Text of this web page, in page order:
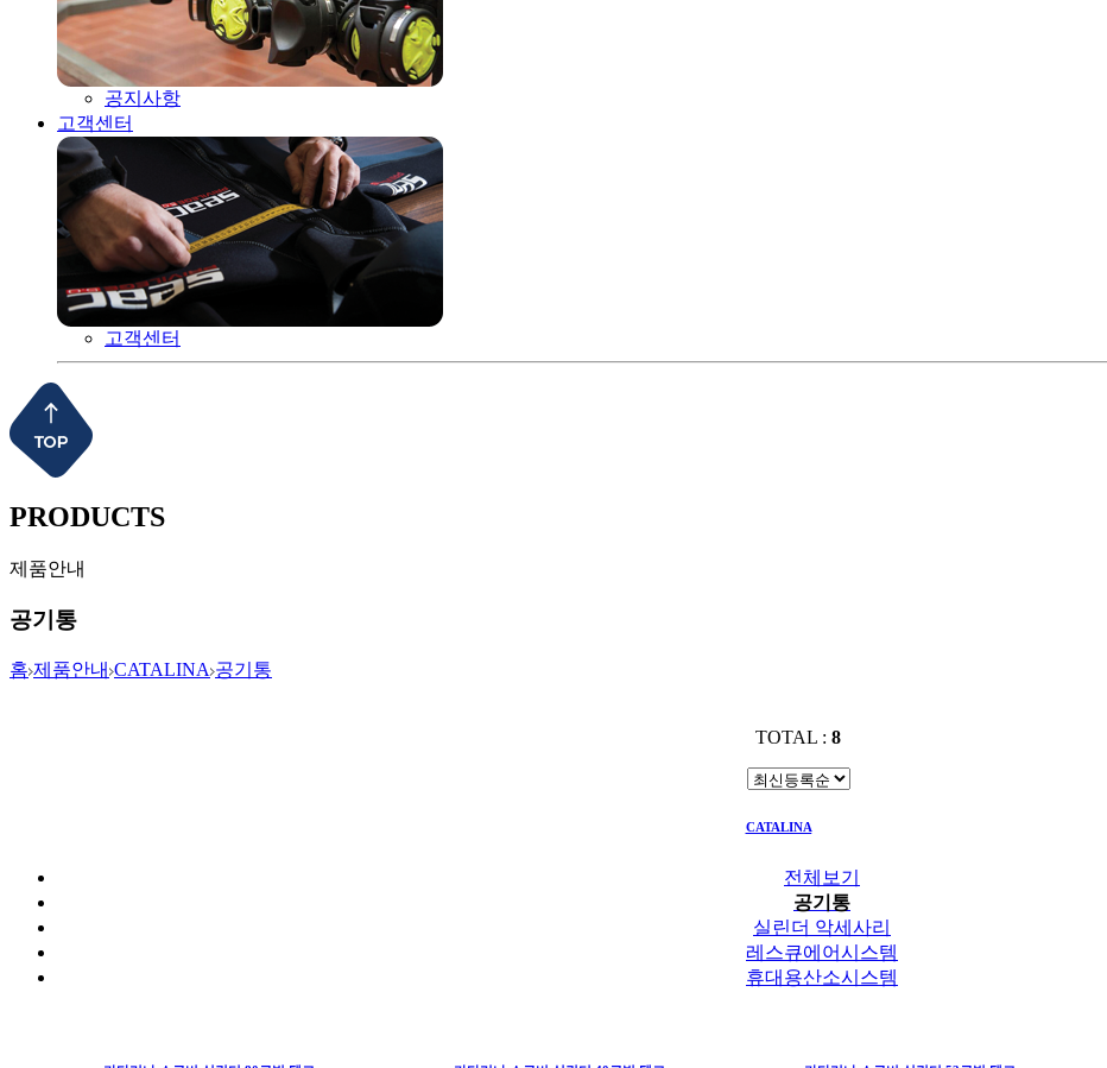
공지사항
고객센터
고객센터
PRODUCTS
제품안내
공기통
홈 제품안내 CATALINA 공기통
TOTAL : 8
CATALINA
전체보기
공기통
실린더 악세사리
레스큐에어시스템
휴대용산소시스템